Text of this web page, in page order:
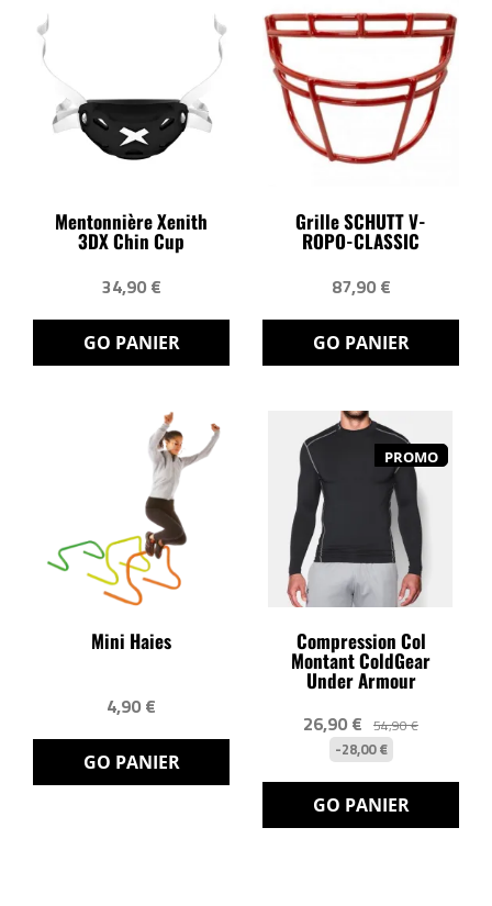
Mentonnière Xenith
3DX Chin Cup
34,90 €
GO PANIER
Grille SCHUTT V-
ROPO-CLASSIC
87,90 €
GO PANIER
Mini Haies
4,90 €
GO PANIER
PROMO
Compression Col
Montant ColdGear
Under Armour
26,90 € 54,90 €
-28,00 €
GO PANIER